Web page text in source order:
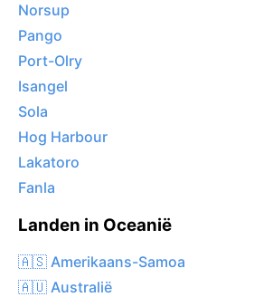
Norsup
Pango
Port-Olry
Isangel
Sola
Hog Harbour
Lakatoro
Fanla
Landen in Oceanië
🇦🇸 Amerikaans-Samoa
🇦🇺 Australië